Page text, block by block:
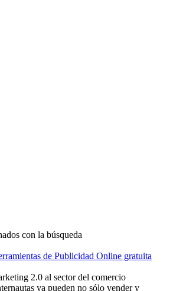
con la búsqueda
de Publicidad Online gratuita
2.0 al sector del comercio
ya pueden no sólo vender y